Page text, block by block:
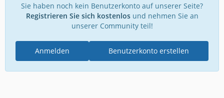
Sie haben noch kein Benutzerkonto auf unserer Seite?
Registrieren Sie sich kostenlosund nehmen Sie an
unserer Community teil!
Benutzerkonto erstellen
Anmelden